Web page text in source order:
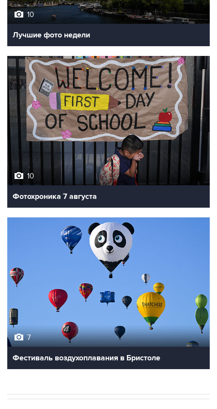
10
Лучшие фото недели
10
Фотохроника 7 августа
7
Фестиваль воздухоплавания в Бристоле